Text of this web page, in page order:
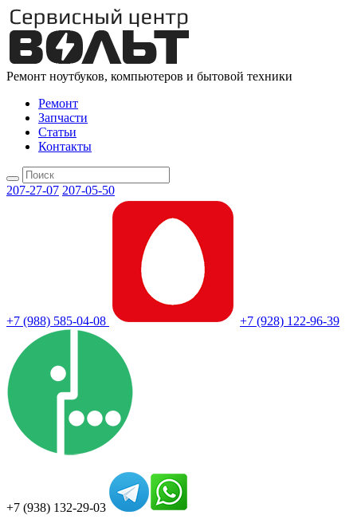
Ремонт ноутбуков, компьютеров и бытовой техники
Ремонт
Запчасти
Статьи
Контакты
207-27-07 207-05-50
+7 (988) 585-04-08 +7 (928) 122-96-39
+7 (938) 132-29-03